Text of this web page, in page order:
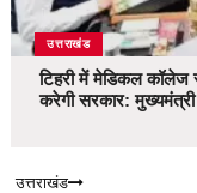
उत्तराखंड
टिहरी में मेडिकल कॉलेज
करेगी सरकार:
उत्तराखंड